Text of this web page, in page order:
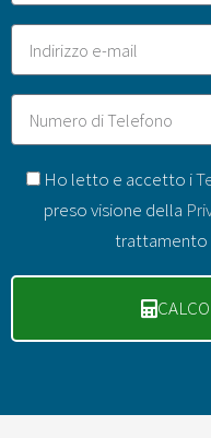
GDPRHo letto e accetto i
preso visione della
trattamento